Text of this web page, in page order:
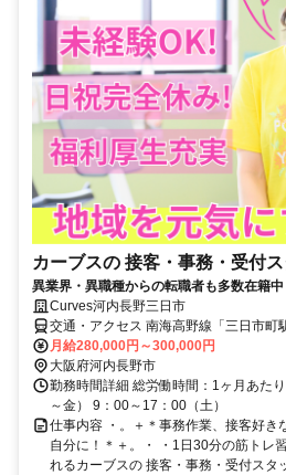
カーブスの 接客・事務・受付
異業界・異職種からの転職者も多数在籍
Curves河内長野三日市
交通・アクセス 南海高野線「三日市町
月給280,000円～300,000円
大阪府河内長野市
勤務時間詳細 総労働時間：1ヶ月あた
～金） 9：00～17：00（土）
仕事内容 ・。＋＊事務作業、接客好き
自分に！＊＋。・ ・1日30分の筋トレ
れるカーブスの 接客・事務・受付スタ